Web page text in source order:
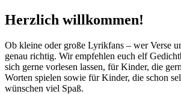
Herzlich willkommen!
Ob kleine oder große Lyrikfans ‒ wer Verse
genau richtig. Wir empfehlen euch elf
sich gerne vorlesen lassen, für Kinder, die
Worten spielen sowie für Kinder, die schon
wünschen viel Spaß.